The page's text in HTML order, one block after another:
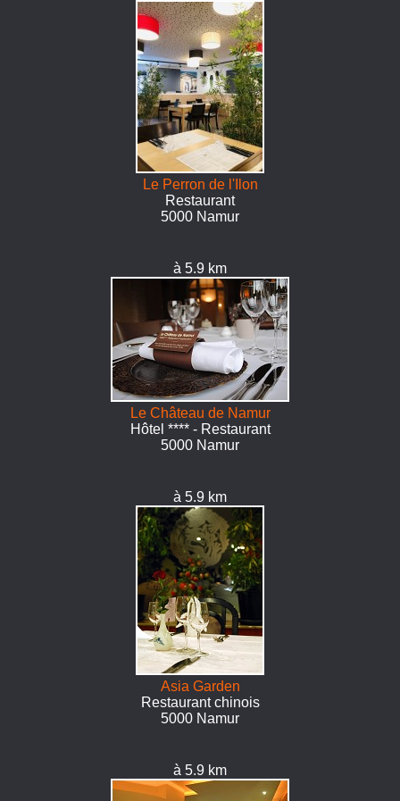
Le Perron de l'Ilon
Restaurant
5000 Namur
à 5.9 km
Le Château de Namur
Hôtel **** - Restaurant
5000 Namur
à 5.9 km
Asia Garden
Restaurant chinois
5000 Namur
à 5.9 km